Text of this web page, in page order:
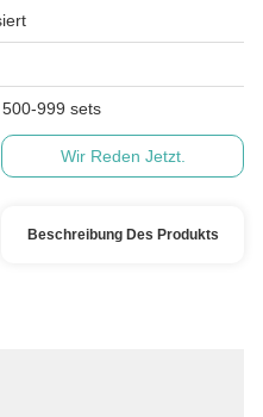
999 sets
Wir Reden Jetzt.
Beschreibung Des Produkts